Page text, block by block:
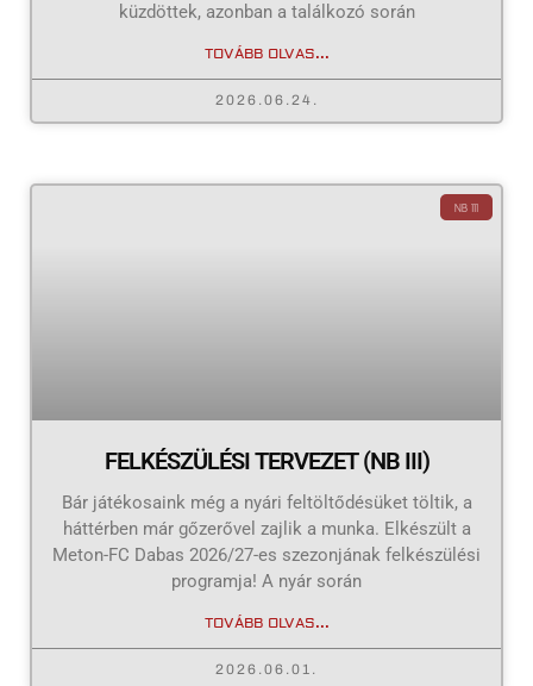
küzdöttek, azonban a találkozó során
TOVÁBB OLVAS...
2026.06.24.
NB III
FELKÉSZÜLÉSI TERVEZET (NB III)
Bár játékosaink még a nyári feltöltődésüket töltik, a
háttérben már gőzerővel zajlik a munka. Elkészült a
Meton-FC Dabas 2026/27-es szezonjának felkészülési
programja! A nyár során
TOVÁBB OLVAS...
2026.06.01.